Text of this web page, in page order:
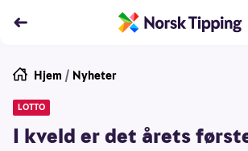
Hjem / Nyheter
LOTTO
I kveld er det årets